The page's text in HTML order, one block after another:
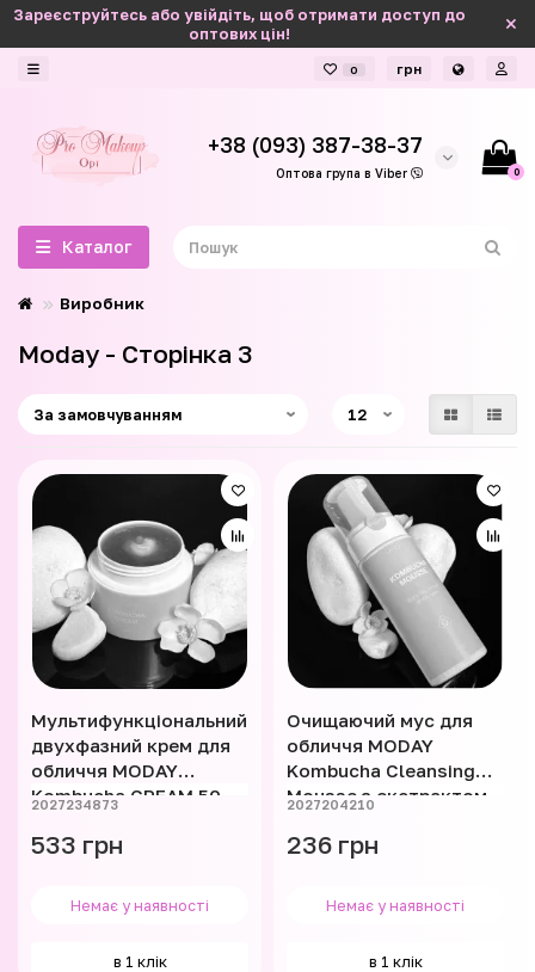
Зареєструйтесь або увійдіть, щоб отримати доступ до
оптових цін!
0 грн
+38 (093) 387-38-37
Оптова група в Viber 0
Каталог
Виробник
Moday - Сторінка 3
Мультифункціональний
двухфазний крем для
обличчя MODAY
Kombucha CREAM 50
2027234873
533 грн
Немає у наявності
в 1 клік
Очищаючий мус для
обличчя MODAY
Kombucha Cleansing
Mousse з екстрактом
верби 150 мл
2027204210
236 грн
Немає у наявності
в 1 клік